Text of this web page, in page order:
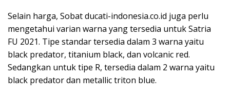
Selain harga, Sobat ducati-indonesia.co.id juga perlu
mengetahui varian warna yang tersedia untuk Satria
FU 2021. Tipe standar tersedia dalam 3 warna yaitu
black predator, titanium black, dan volcanic red.
Sedangkan untuk tipe R, tersedia dalam 2 warna yaitu
black predator dan metallic triton blue.